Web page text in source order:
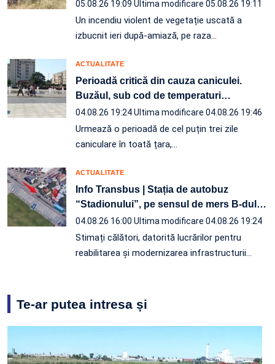
05.08.26 19:09 Ultima modificare 05.08.26 19:11
Un incendiu violent de vegetație uscată a
izbucnit ieri după-amiază, pe raza…
ACTUALITATE
Perioadă critică din cauza caniculei.
Buzăul, sub cod de temperaturi…
04.08.26 19:24Ultima modificare 04.08.26 19:46
Urmează o perioadă de cel puțin trei zile
caniculare în toată țara,…
ACTUALITATE
Info Transbus | Stația de autobuz
“Stadionului”, pe sensul de mers B-dul …
04.08.26 16:00 Ultima modificare 04.08.26 19:24
Stimați călători, datorită lucrărilor pentru
reabilitarea și modernizarea infrastructurii…
Te-ar putea intresa și